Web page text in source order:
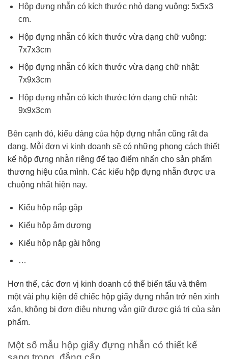
Hộp đựng nhẫn có kích thước nhỏ dạng vuông: 5x5x3
cm.
Hộp đựng nhẫn có kích thước vừa dạng chữ vuông:
7x7x3cm
Hộp đựng nhẫn có kích thước vừa dạng chữ nhật:
7x9x3cm
Hộp đựng nhẫn có kích thước lớn dạng chữ nhật:
9x9x3cm
Bên cạnh đó, kiểu dáng của hộp đựng nhẫn cũng rất đa
dạng. Mỗi đơn vị kinh doanh sẽ có những phong cách thiết
kế hộp đựng nhẫn riêng để tạo điểm nhấn cho sản phẩm
thương hiệu của mình. Các kiểu hộp đựng nhẫn được ưa
chuộng nhất hiện nay.
Kiểu hộp nắp gập
Kiểu hộp âm dương
Kiểu hộp nắp gài hông
…
Hơn thế, các đơn vị kinh doanh có thể biến tấu và thêm
một vài phụ kiện để chiếc hộp giấy đựng nhẫn trở nên xinh
xắn, không bị đơn điệu nhưng vẫn giữ được giá trị của sản
phẩm.
Một số mẫu hộp giấy đựng nhẫn có thiết kế